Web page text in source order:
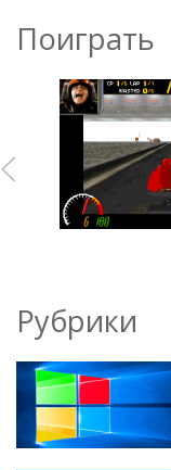
Поиграть
Рубрики